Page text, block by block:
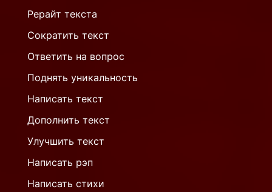
Рерайт текста
Сократить текст
Ответить на вопрос
Поднять уникальность
Написать текст
Дополнить текст
Улучшить текст
Написать рэп
Написать стихи